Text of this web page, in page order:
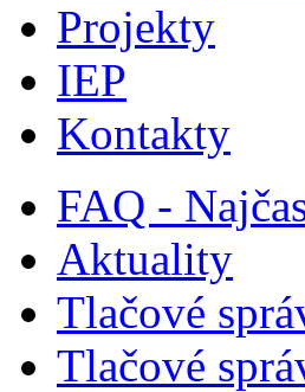
Projekty
IEP
Kontakty
FAQ -
Aktuality
Tlačové
Tlačové